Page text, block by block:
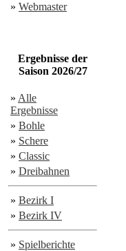
» Webmaster
Ergebnisse der
Saison 2026/27
» Alle
Ergebnisse
» Bohle
» Schere
» Classic
» Dreibahnen
» Bezirk I
» Bezirk IV
» Spielberichte